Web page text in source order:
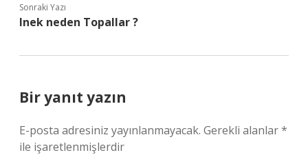
Sonraki Yazı
Inek neden Topallar ?
Bir yanıt yazın
E-posta adresiniz yayınlanmayacak. Gerekli alanlar*
ile işaretlenmişlerdir